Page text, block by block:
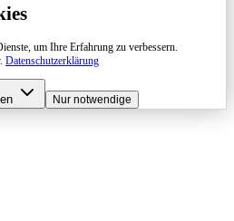
um Ihre Erfahrung zu verbessern.
Datenschutzerklärung
Nur notwendige